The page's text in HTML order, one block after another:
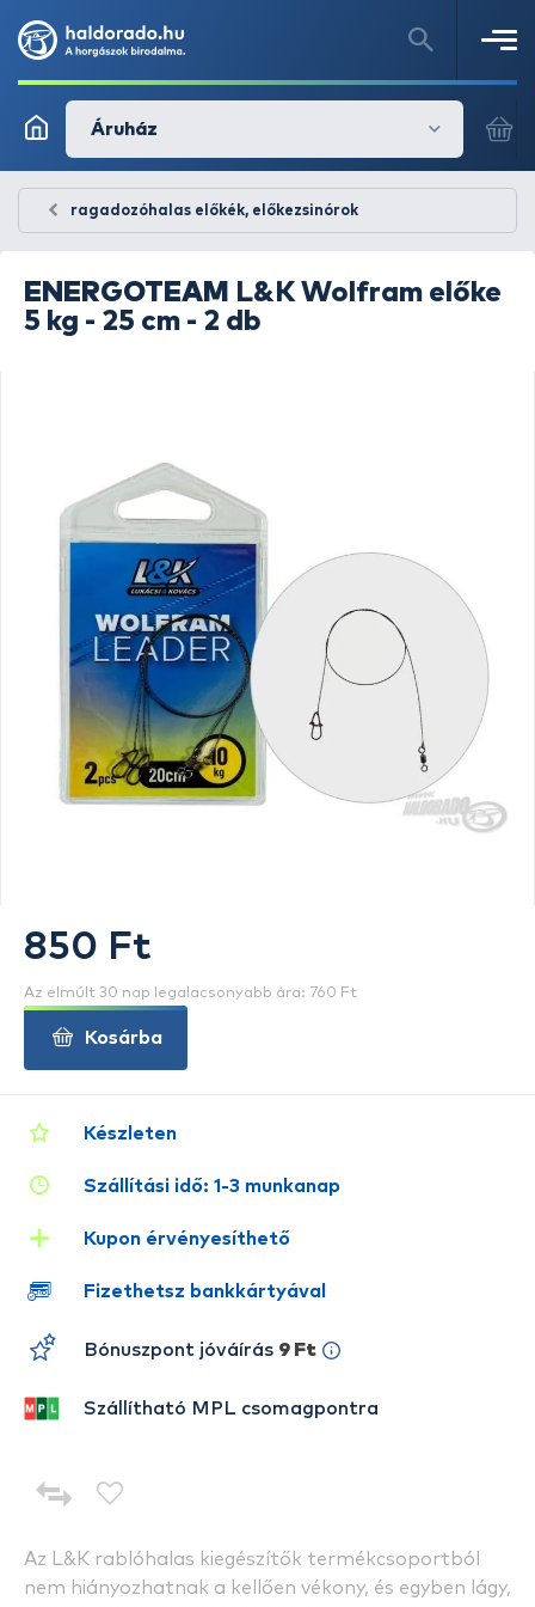
Áruház
ragadozóhalas előkék, előkezsinórok
ENERGOTEAM
L&K Wolfram előke
5 kg - 25 cm - 2 db
Az L&K rablóhalas kiegészítők termékcsoportból
nem hiányozhatnak a kellően vékony, és egyben lágy,
Készleten
Szállítási idő: 1-3 munkanap
Kupon érvényesíthető
Fizethetsz bankkártyával
Bónuszpont jóváírás 9 Ft
Szállítható MPL csomagpontra
850 Ft
Az elmúlt 30 nap legalacsonyabb ára: 760 Ft
Kosárba